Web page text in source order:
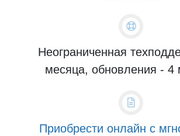
Неограниченная
месяца, обновления - 4
Приобрести онлайн с